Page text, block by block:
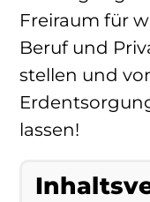
Freiraum für
Beruf und
stellen und
lassen!